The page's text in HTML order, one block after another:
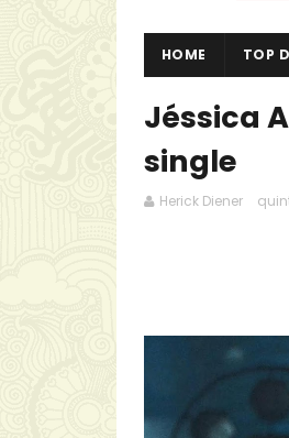
HOME TOP
Jéssica
single
Herick Diener